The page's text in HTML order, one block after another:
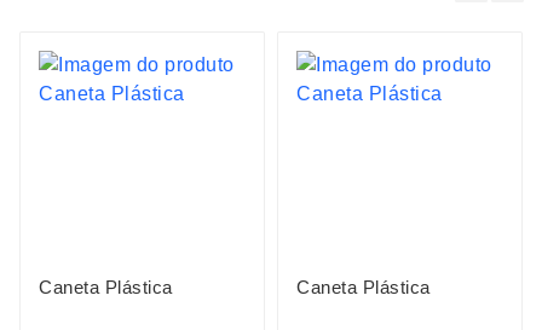
Caneta Plástica Caneta Plástica